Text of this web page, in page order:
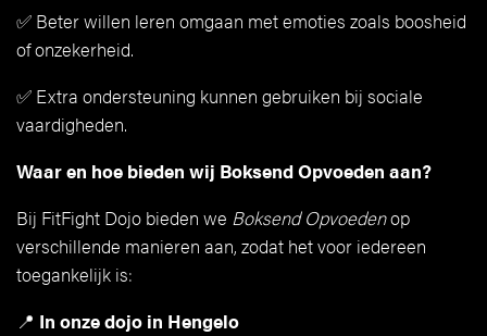
✅ Beter willen leren omgaan met emoties zoals boosheid
of onzekerheid.
✅ Extra ondersteuning kunnen gebruiken bij sociale
vaardigheden.
Waar en hoe bieden wij Boksend Opvoeden aan?
Bij FitFight Dojo bieden we Boksend Opvoedenop
verschillende manieren aan, zodat het voor iedereen
toegankelijk is:
📍 In onze dojo in Hengelo